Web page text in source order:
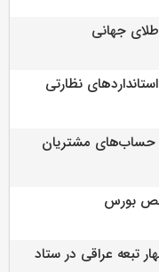
جهانی
نظارتی
حساب‌های مشتریان
تبعه عراقی در ستاد